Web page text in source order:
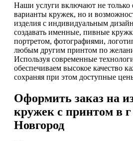
Наши услуги включают не только
варианты кружек, но и
изделия с индивидуальным
создавать именные, пивные
портретом, фотографиями,
любым другим принтом по
Используя современные
обеспечиваем высокое качество
сохраняя при этом доступные
Оформить заказ на
кружек с принтом в
Новгород